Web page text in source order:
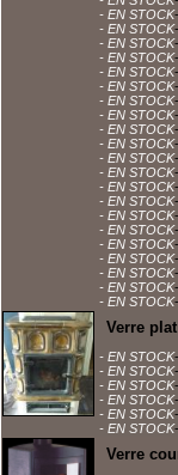
-
- EN STOCK
-
- EN STOCK
-
- EN STOCK
-
- EN STOCK
-
- EN STOCK
-
- EN STOCK
-
- EN STOCK
-
- EN STOCK
-
- EN STOCK
-
- EN STOCK
-
- EN STOCK
-
- EN STOCK
-
- EN STOCK
-
- EN STOCK
-
- EN STOCK
-
- EN STOCK
-
- EN STOCK
-
- EN STOCK
-
- EN STOCK
-
- EN STOCK
-
- EN STOCK
Verre
-
- EN STOCK
-
- EN STOCK
-
- EN STOCK
-
- EN STOCK
-
- EN STOCK
-
- EN STOCK
Verre